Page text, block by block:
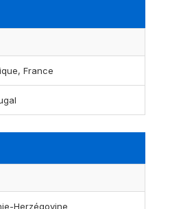
France
Herzégovine